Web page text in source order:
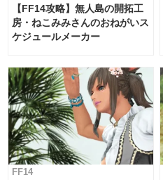
【FF14攻略】無人島の開拓工
房・ねこみみさんのおねがいス
ケジュールメーカー
FF14